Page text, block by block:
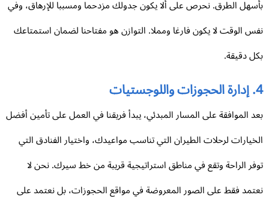
الطرق. نحرص على ألا يكون جدولك مزدحما ومسببا للإرهاق، وفي
الوقت لا يكون فارغا ومملا. التوازن هو مفتاحنا لضمان استمتاعك
دقيقة.
الموافقة على المسار المبدئي، يبدأ فريقنا في العمل على تأمين أفضل
لرحلات الطيران التي تناسب مواعيدك، واختيار الفنادق التي
الراحة وتقع في مناطق استراتيجية قريبة من خط سيرك. نحن لا
فقط على الصور المعروضة في مواقع الحجوزات، بل نعتمد على